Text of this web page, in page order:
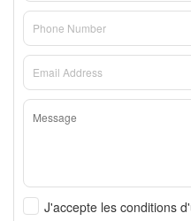
J'accepte les conditions